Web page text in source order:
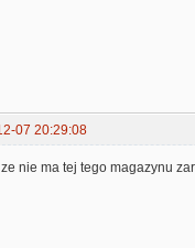
07 20:29:08
nie ma tej tego magazynu